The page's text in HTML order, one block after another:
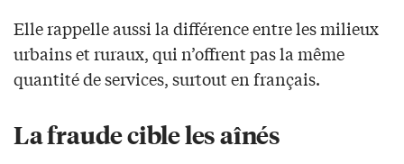
Elle rappelle aussi la différence entre les milieux
urbains et ruraux, qui n’offrent pas la même
quantité de services, surtout en français.
La fraude cible les aînés